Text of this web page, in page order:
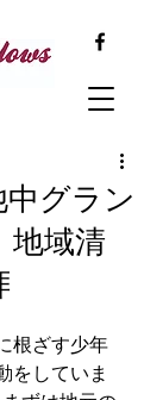
グラン
域清
根ざす少年
をしていま